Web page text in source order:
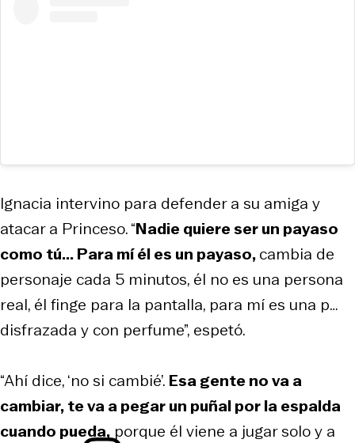
Ignacia intervino para defender a su amiga y
atacar a Princeso. “Nadie quiere ser un payaso
como tú... Para mí él es un payaso,cambia de
personaje cada 5 minutos, él no es una persona
real, él finge para la pantalla, para mí es una p…
disfrazada y con perfume”, espetó.
“Ahí dice, ‘no si cambié’. Esa gente no va a
cambiar, te va a pegar un puñal por la espalda
cuando pueda, porque él viene a jugar solo y a